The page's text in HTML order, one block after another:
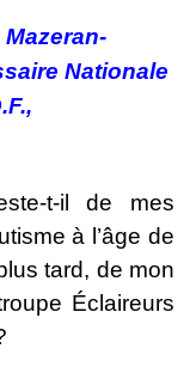
Nationale
t-il de mes
à l’âge de
tard, de mon
Éclaireurs